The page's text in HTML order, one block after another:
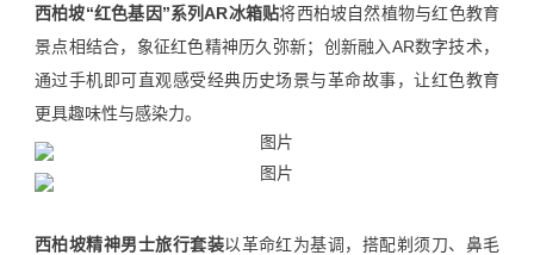
西柏坡“红色基因”系列AR冰箱贴将西柏坡自然植物与红色教育
景点相结合，象征红色精神历久弥新；创新融入AR数字技术，
通过手机即可直观感受经典历史场景与革命故事，让红色教育
更具趣味性与感染力。
西柏坡精神男士旅行套装以革命红为基调，搭配剃须刀、鼻毛